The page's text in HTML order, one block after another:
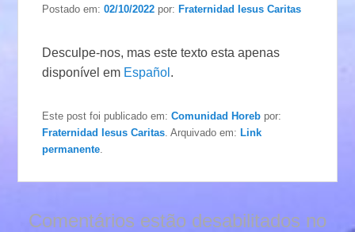
Postado em:02/10/2022 por:Fraternidad Iesus Caritas
Desculpe-nos, mas este texto esta apenas
disponível em Español .
Este post foi publicado em:Comunidad Horeb por:
Fraternidad Iesus Caritas . Arquivado em:Link
permanente
Comentários estão desabilitados no